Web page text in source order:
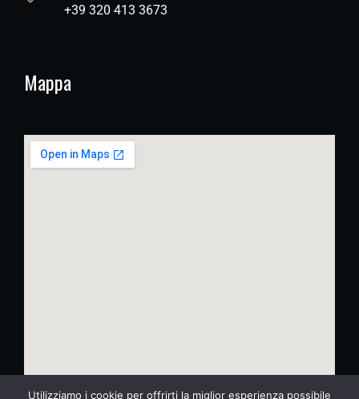
+39 320 413 3673
Mappa
Utilizziamo i cookie per offrirti la miglior esperienza possibile